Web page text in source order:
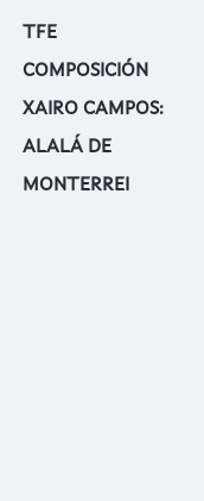
TFE
COMPOSICIÓN
XAIRO CAMPOS:
ALALÁ DE
MONTERREI